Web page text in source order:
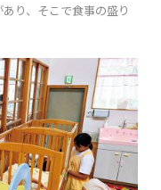
り、そこで食事の盛り